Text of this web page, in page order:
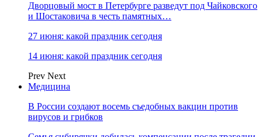
Дворцовый мост в Петербурге разведут под Чайковского
и Шостаковича в честь памятных…
27 июня: какой праздник сегодня
14 июня: какой праздник сегодня
Prev Next
Медицина
В России создают восемь съедобных вакцин против
вирусов и грибков